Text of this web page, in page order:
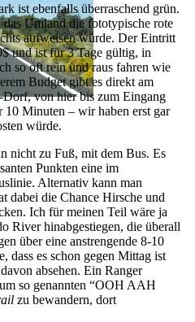
ist ebenfalls überraschend grün.
das Umland die fototypische rote
aufweisen würde. Der Eintritt
und ist für 3 Tage gültig, in
so oft rein und raus fahren wie
Budget gibt es direkt am
von hier bis zum Eingang
10 Minuten – wir haben erst gar
würde.
nicht zu Fuß, mit dem Bus. Es
Punkten eine im
Alternativ kann man
dabei die Chance Hirsche und
Ich für meinen Teil wäre ja
River hinabgestiegen, die überall
über eine anstrengende 8-10
dass es schon gegen Mittag ist
absehen. Ein Ranger
so genannten “OOH AAH
zu bewandern, dort